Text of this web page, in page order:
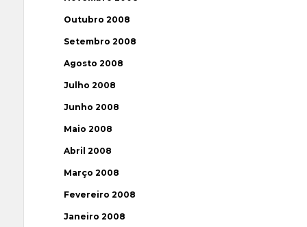
Outubro 2008
Setembro 2008
Agosto 2008
Julho 2008
Junho 2008
Maio 2008
Abril 2008
Março 2008
Fevereiro 2008
Janeiro 2008